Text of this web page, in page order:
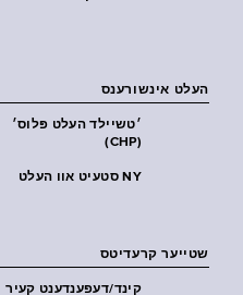
העלט אינשורענס
׳טשיילד העלט פּלוס׳
(CHP)
NY סטעיט אוו העלט
שטייער קרעדיטס
קינד/דעפענדענט קעיר